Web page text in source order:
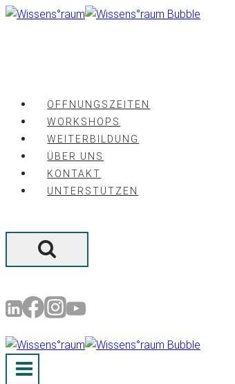
Zum
ÖFFNUNGSZEITEN
WORKSHOPS
WEITERBILDUNG
ÜBER UNS
KONTAKT
UNTERSTÜTZEN